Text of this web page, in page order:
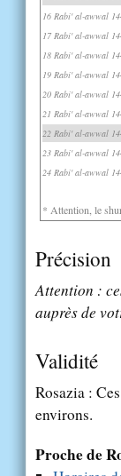
16 Rabi' al-awwal
17 Rabi' al-awwal
18 Rabi' al-awwal
19 Rabi' al-awwal
20 Rabi' al-awwal
21 Rabi' al-awwal
22 Rabi' al-awwal
23 Rabi' al-awwal
24 Rabi' al-awwal
* Attention, le
Précision
Attention :
auprès de
Validité
Rosazia :
environs.
Proche de